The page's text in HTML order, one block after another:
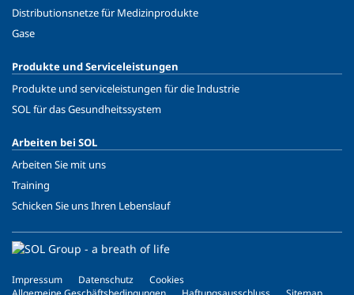
Distributionsnetze für Medizinprodukte
Gase
Produkte und Serviceleistungen
Produkte und serviceleistungen für die Industrie
SOL für das Gesundheitssystem
Arbeiten bei SOL
Arbeiten Sie mit uns
Training
Schicken Sie uns Ihren Lebenslauf
Impressum Datenschutz
Cookies